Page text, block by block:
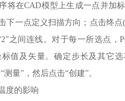
将在CAD模型上生成一点并加
下一点定义扫描方向；点击终
之间连线。对于每一所选点，
值及矢量。确定步长及其它
量”，然后点击“创建”。
度的影响